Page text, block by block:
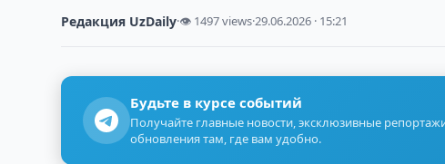
Редакция UzDaily·👁 1497 views·29.06.2026 · 15:21
Будьте в курсе событий
Получайте главные новости, эксклюзивные
обновления там, где вам удобно.